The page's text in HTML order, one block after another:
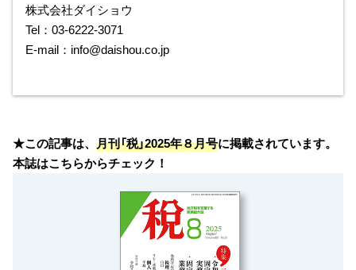
株式会社ダイショウ
Tel：03-6222-3071
E-mail：info@daishou.co.jp
★この記事は、 月刊「税」2025年８月号に掲載されています。
本誌はこちらからチェック！